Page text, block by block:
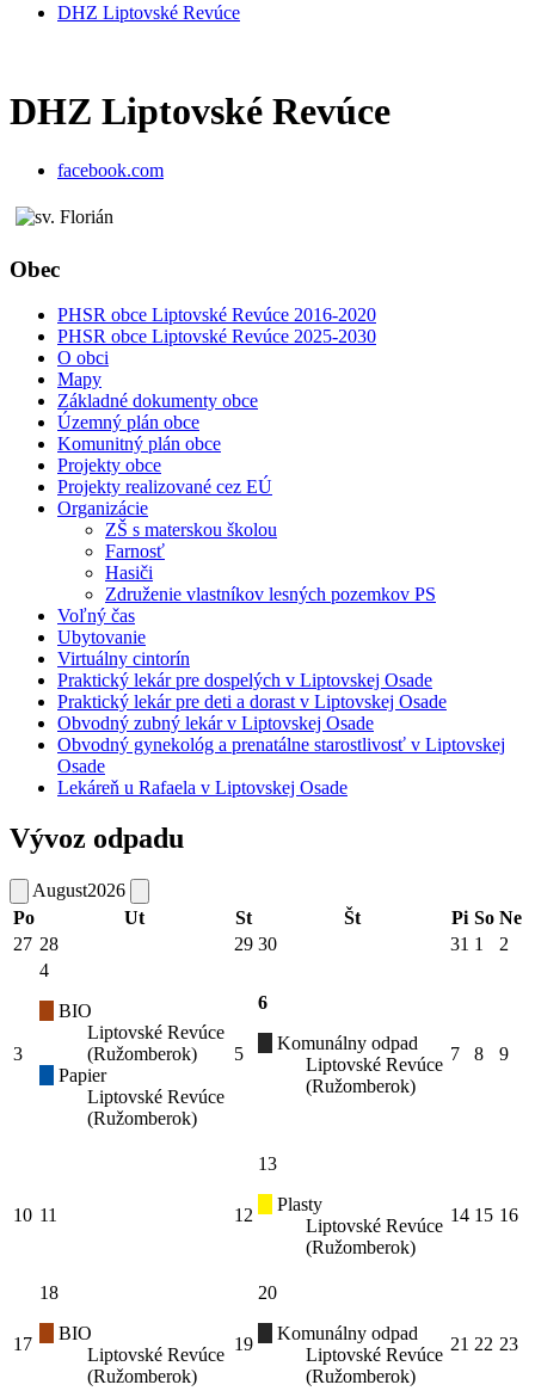
DHZ Liptovské Revúce
DHZ Liptovské Revúce
facebook.com
Obec
PHSR obce Liptovské Revúce 2016-2020
PHSR obce Liptovské Revúce 2025-2030
O obci
Mapy
Základné dokumenty obce
Územný plán obce
Komunitný plán obce
Projekty obce
Projekty realizované cez EÚ
Organizácie
ZŠ s materskou školou
Farnosť
Hasiči
Združenie vlastníkov lesných pozemkov PS
Voľný čas
Ubytovanie
Virtuálny cintorín
Praktický lekár pre dospelých v Liptovskej Osade
Praktický lekár pre deti a dorast v Liptovskej Osade
Obvodný zubný lekár v Liptovskej Osade
Obvodný gynekológ a prenatálne starostlivosť v Liptovskej
Osade
Lekáreň u Rafaela v Liptovskej Osade
Vývoz odpadu
August2026
Po
Ut St Št Pi So Ne
27 28 29 30 31 1 2
3
4
BIO
Liptovské Revúce
(Ružomberok)
Papier
Liptovské Revúce
(Ružomberok)
5
6
Komunálny odpad
Liptovské Revúce
(Ružomberok)
7 8 9
10 11 12
13
Plasty
Liptovské Revúce
(Ružomberok)
14 15 16
17
18
BIO
Liptovské Revúce
(Ružomberok)
19
20
Komunálny odpad
Liptovské Revúce
(Ružomberok)
21 22 23